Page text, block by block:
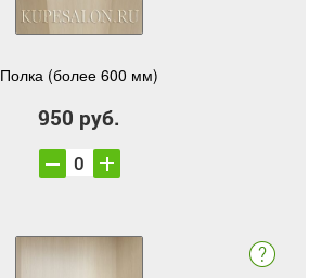
Полка (более 600 мм)
950 руб.